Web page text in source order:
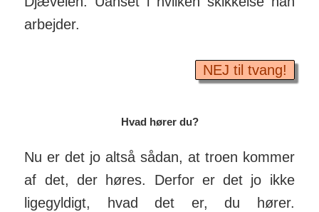
ar­bejder.
NEJ til tvang!
Hvad hører du?
Nu er det jo altså sådan, at troen kommer
af det, der høres. Derfor er det jo ikke
ligegyldigt, hvad det er, du hører.